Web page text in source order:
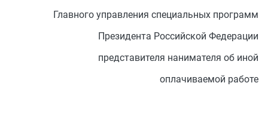
Главного управления специальных программ
Президента Российской Федерации
представителя нанимателя об иной
оплачиваемой работе